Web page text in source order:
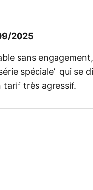
2025
sans engagement,
spéciale” qui se
tarif très agressif.